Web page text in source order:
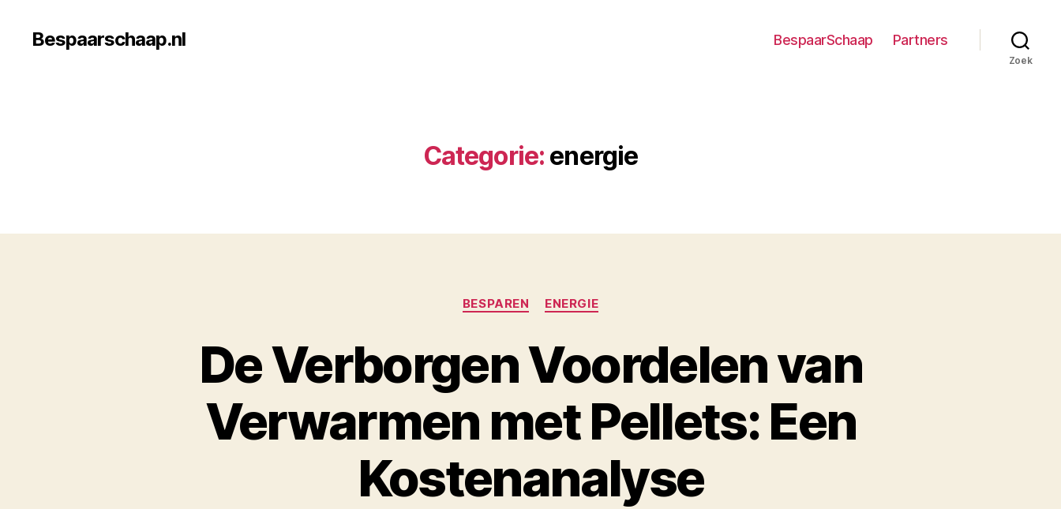
Bespaarschaap.nl BespaarSchaap Partners
Zoek
Categorie: energie
Categorieën
BESPAREN ENERGIE
De Verborgen Voordelen van
Verwarmen met Pellets: Een
Kostenanalyse